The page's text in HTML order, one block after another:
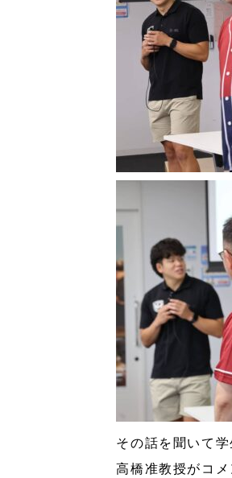
その話を聞いて
高橋准教授がコメ